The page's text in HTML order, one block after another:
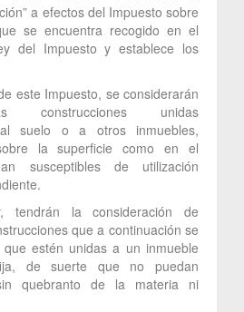
a efectos del Impuesto sobre
se encuentra recogido en el
del Impuesto y establece los
este Impuesto, se considerarán
construcciones unidas
al suelo o a otros inmuebles,
la superficie como en el
susceptibles de utilización
tendrán la consideración de
que a continuación se
que estén unidas a un inmueble
de suerte que no puedan
quebranto de la materia ni